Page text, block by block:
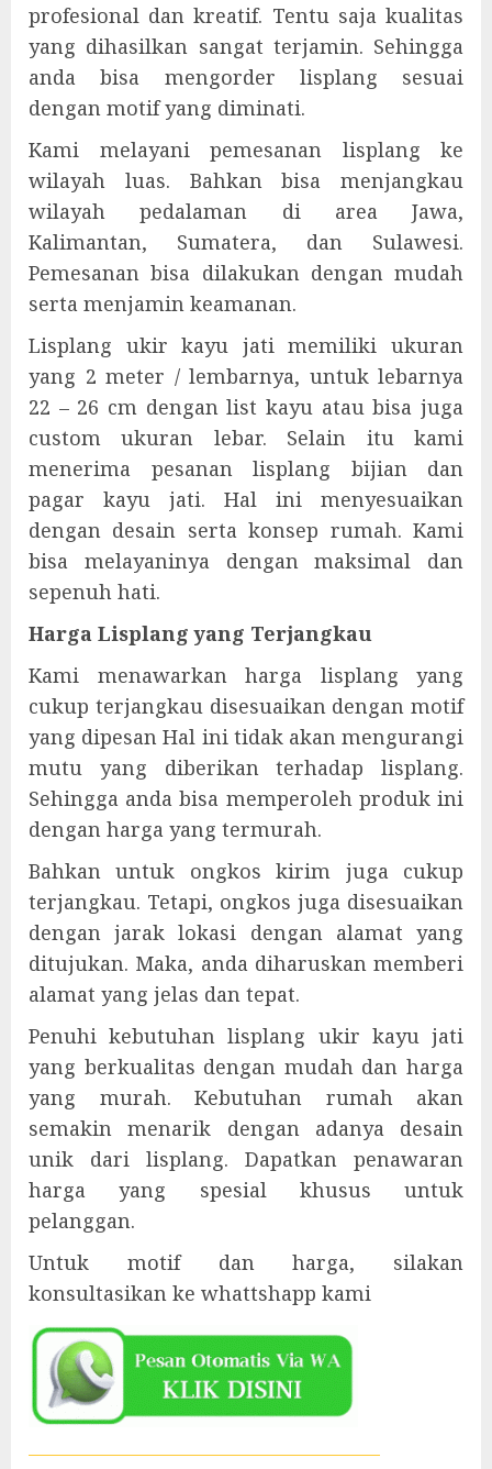
profesional dan kreatif. Tentu saja kualitas
yang dihasilkan sangat terjamin. Sehingga
anda bisa mengorder lisplang sesuai
dengan motif yang diminati.
Kami melayani pemesanan lisplang ke
wilayah luas. Bahkan bisa menjangkau
wilayah pedalaman di area Jawa,
Kalimantan, Sumatera, dan Sulawesi.
Pemesanan bisa dilakukan dengan mudah
serta menjamin keamanan.
Lisplang ukir kayu jati memiliki ukuran
yang 2 meter / lembarnya, untuk lebarnya
22 – 26 cm dengan list kayu atau bisa juga
custom ukuran lebar. Selain itu kami
menerima pesanan lisplang bijian dan
pagar kayu jati. Hal ini menyesuaikan
dengan desain serta konsep rumah. Kami
bisa melayaninya dengan maksimal dan
sepenuh hati.
Harga Lisplang yang Terjangkau
Kami menawarkan harga lisplang yang
cukup terjangkau disesuaikan dengan motif
yang dipesan Hal ini tidak akan mengurangi
mutu yang diberikan terhadap lisplang.
Sehingga anda bisa memperoleh produk ini
dengan harga yang termurah.
Bahkan untuk ongkos kirim juga cukup
terjangkau. Tetapi, ongkos juga disesuaikan
dengan jarak lokasi dengan alamat yang
ditujukan. Maka, anda diharuskan memberi
alamat yang jelas dan tepat.
Penuhi kebutuhan lisplang ukir kayu jati
yang berkualitas dengan mudah dan harga
yang murah. Kebutuhan rumah akan
semakin menarik dengan adanya desain
unik dari lisplang. Dapatkan penawaran
harga yang spesial khusus untuk
pelanggan.
Untuk motif dan harga, silakan
konsultasikan ke whattshapp kami